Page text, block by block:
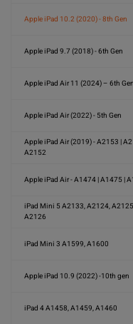
Apple iPad 10.2 (2020) - 8th Gen
Apple iPad 9.7 (2018) - 6th Gen
Apple iPad Air 11 (2024) – 6th Gen
Apple iPad Air (2022) - 5th Gen
Apple iPad Air (2019) - A2153 |
A2152
Apple iPad Air - A1474 | A1475 |
iPad Mini 5 A2133, A2124,
A2126
iPad Mini 3 A1599, A1600
Apple iPad 10.9 (2022) -10th gen
iPad 4 A1458, A1459, A1460